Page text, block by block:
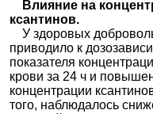
Влияние на
ксантинов.
У здоровых
приводило к
показателя
крови за 24 ч и
концентрации
того, наблюдалось